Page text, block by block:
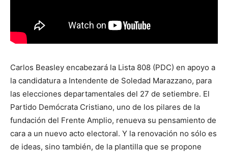
Carlos Beasley encabezará la Lista 808 (PDC) en apoyo a
la candidatura a Intendente de Soledad Marazzano, para
las elecciones departamentales del 27 de setiembre. El
Partido Demócrata Cristiano, uno de los pilares de la
fundación del Frente Amplio, renueva su pensamiento de
cara a un nuevo acto electoral. Y la renovación no sólo es
de ideas, sino también, de la plantilla que se propone